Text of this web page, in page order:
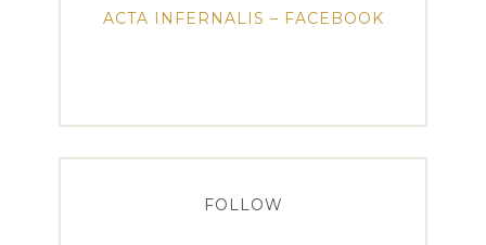
ACTA INFERNALIS – FACEBOOK
FOLLOW